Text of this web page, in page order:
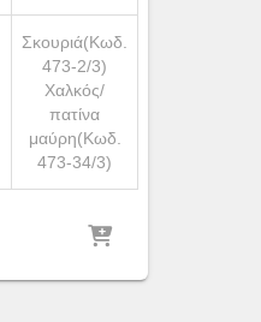
Σκουριά(Κωδ.
473-2/3)
Χαλκός/
πατίνα
μαύρη(Κωδ.
473-34/3)